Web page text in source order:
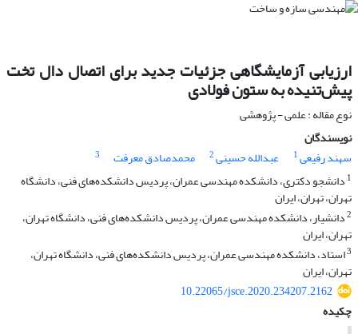
ارزیابی آزمایشگاهی جزئیات جدید برای اتصال دال تخت
پیش‌تنیده به ستون فولادی
نوع مقاله : علمی - پژوهشی
نویسندگان
سهند رفیعی1 عبدالله حسینی2 محمدصادق معرفت
3
1 دانشجو دکتری، دانشکده مهندسی عمران، پردیس دانشکده‌های فنی، دانشگاه
تهران، تهران، ایران
2دانشیار، دانشکده مهندسی عمران، پردیس دانشکده‌های فنی، دانشگاه تهران،
تهران، ایران
3استاد، دانشکده مهندسی عمران، پردیس دانشکده‌های فنی، دانشگاه تهران،
تهران، ایران
10.22065/jsce.2020.234207.2162
چکیده